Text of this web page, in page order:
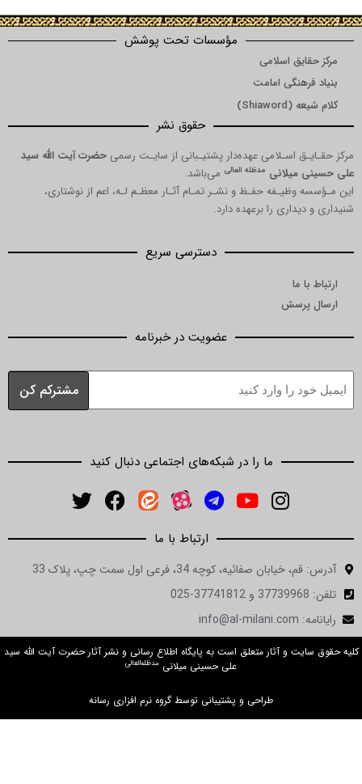
مؤسسات تحت پوشش
اسلامی
امامت
حقوق نشر
اسـلامی عهده‌دار پشتیـبانی از سایـت رسمیحضرت آیت الله سید
مدظله العالیمی‌باشد.
حفـظ و نشـر تمـام آثـار معظـم لـه، اعم از نوشتاری،
را برعهده دارد.
دسترسی سریع
عضویت در خبرنامه
ما را در شبکه‌های اجتماعی دنبال کنید
ارتباط با ما
صفائیه، کوچه 34، فرعی اول سمت چپ، پلاک 33
و آثار متعلق است به پایگاه اطلاع رسانی و نشر آثار حضرت آیت الله سید
علی حسینی میلانی مدظله‌العالی
طراحی و پشتیبانی توسط گروه نرم افزاری رسانه